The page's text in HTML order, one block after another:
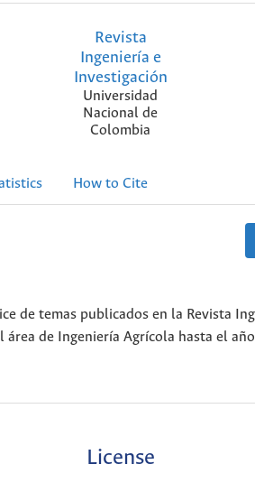
Revista
Ingeniería e
Investigación
Universidad
Nacional de
Colombia
How to Cite
de temas publicados en la Revista
área de Ingeniería Agrícola hasta el
License